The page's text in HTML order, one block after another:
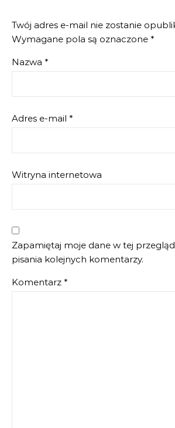
Twój adres e-mail nie zostanie
Wymagane pola są oznaczone *
Nazwa *
Adres e-mail *
Witryna internetowa
Zapamiętaj moje dane w tej
pisania kolejnych komentarzy.
Komentarz *